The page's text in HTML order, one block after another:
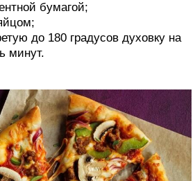
бумагой;
до 180 градусов духовку на
минут.